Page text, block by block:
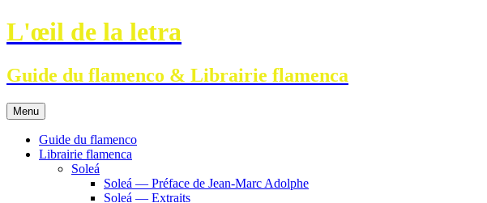
Aller
au
L'œil de la letra
Guide du flamenco & Librairie flamenca
Menu
Guide du flamenco
Librairie flamenca
Soleá
Soleá — Préface de Jean-Marc Adolphe
Soleá — Extraits